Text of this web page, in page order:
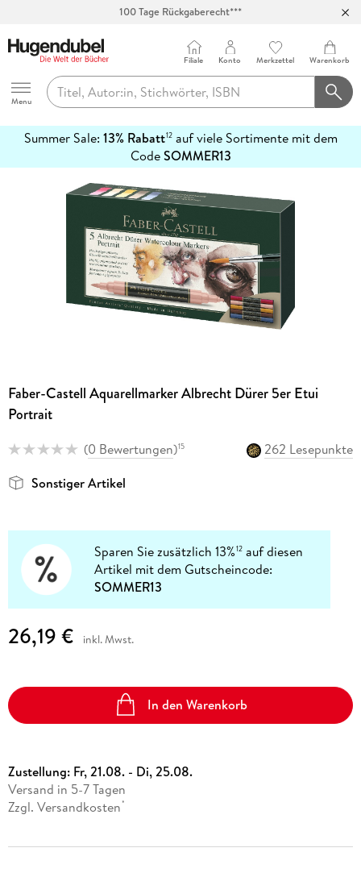
100 Tage Rückgaberecht***
Hugendubel
Menu
Filiale Konto Merkzettel Warenkorb
Summer Sale: 13% Rabatt12auf viele Sortimente mit dem
CodeSOMMER13
erfahren
Faber-Castell Aquarellmarker Albrecht Dürer 5er Etui
Portrait
(0 Bewertungen)15
262 Lesepunkte
Sonstiger Artikel
Sparen Sie zusätzlich 13%12 auf diesen
Artikel mit dem Gutscheincode:
SOMMER13
26,19 € inkl. Mwst.
In den Warenkorb
Zustellung: Fr, 21.08. - Di, 25.08.
Versand in 5-7 Tagen
Zzgl. Versandkosten *